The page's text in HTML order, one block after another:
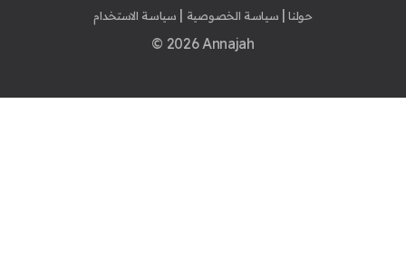
حولنا | سياسة الخصوصية | سياسة الاستخدام
© 2026 Annajah